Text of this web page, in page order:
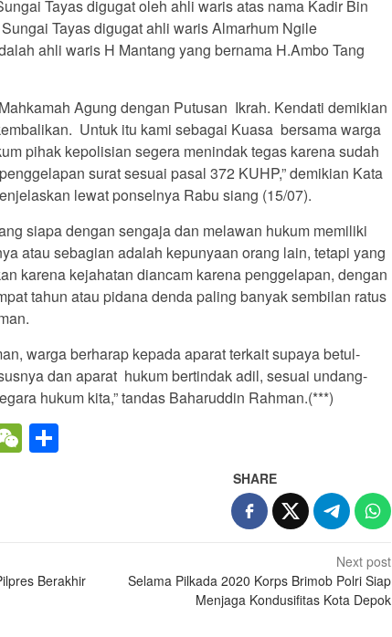
Tayas digugat oleh ahli waris atas nama Kadir Bin
Tayas digugat ahli waris Almarhum Ngile
ahli waris H Mantang yang bernama H.Ambo Tang
Agung dengan Putusan Ikrah. Kendati demikian
Untuk itu kami sebagai Kuasa bersama warga
pihak kepolisian segera menindak tegas karena sudah
surat sesuai pasal 372 KUHP,” demikian Kata
lewat ponselnya Rabu siang (15/07).
siapa dengan sengaja dan melawan hukum memiliki
atau sebagian adalah kepunyaan orang lain, tetapi yang
karena kejahatan diancam karena penggelapan, dengan
tahun atau pidana denda paling banyak sembilan ratus
warga berharap kepada aparat terkait supaya betul-
dan aparat hukum bertindak adil, sesuai undang-
hukum kita,” tandas Baharuddin Rahman.(***)
WeChat
SHARE
Berakhir
Next post
Selama Pilkada 2020 Korps Brimob Polri Siap
Menjaga Kondusifitas Kota Depok